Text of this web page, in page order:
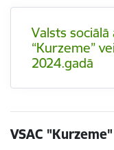
Valsts
“Kurzeme”
2024.gadā
VSAC